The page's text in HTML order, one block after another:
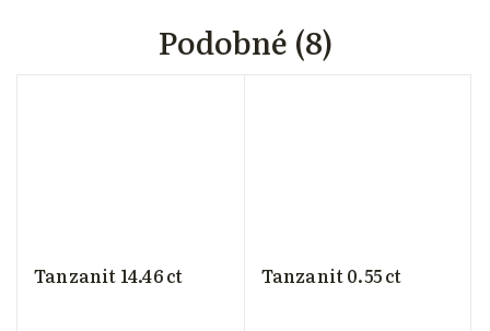
Podobné (8)
Tanzanit 14.46 ct Tanzanit 0.55 ct